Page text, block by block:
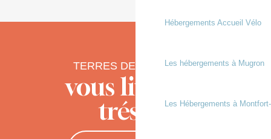
Hébergements Accueil Vélo
Les hébergements à Mugron
Les Hébergements à
TERRES DE CHALOSSE
vous livre ses
trésors